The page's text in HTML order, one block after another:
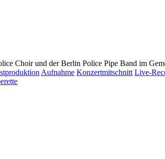
Choir und der Berlin Police Pipe Band im
Aufnahme Konzertmitschnitt Live-